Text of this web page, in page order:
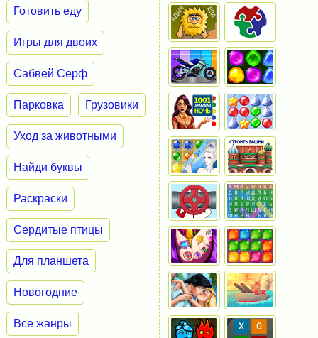
Готовить еду
Игры для двоих
Сабвей Серф
Парковка Грузовики
Уход за животными
Найди буквы
Раскраски
Сердитые птицы
Для планшета
Новогодние
Все жанры